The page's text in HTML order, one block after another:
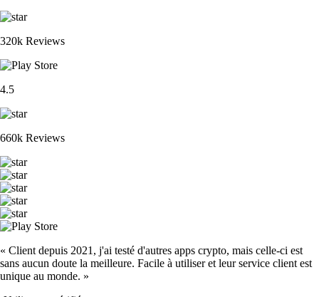
320k Reviews
4.5
660k Reviews
« Client depuis 2021, j'ai testé d'autres apps crypto, mais celle-ci est
sans aucun doute la meilleure. Facile à utiliser et leur service client est
unique au monde. »